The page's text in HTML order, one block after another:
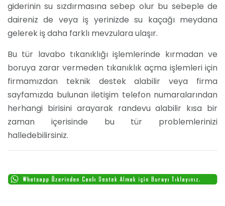
giderinin su sızdırmasına sebep olur bu sebeple de
daireniz de veya iş yerinizde su kaçağı meydana
gelerek iş daha farklı mevzulara ulaşır.
Bu tür lavabo tıkanıklığı işlemlerinde kırmadan ve
boruya zarar vermeden tıkanıklık açma işlemleri için
firmamızdan teknik destek alabilir veya firma
sayfamızda bulunan iletişim telefon numaralarından
herhangi birisini arayarak randevu alabilir kısa bir
zaman içerisinde bu tür problemlerinizi
halledebilirsiniz.